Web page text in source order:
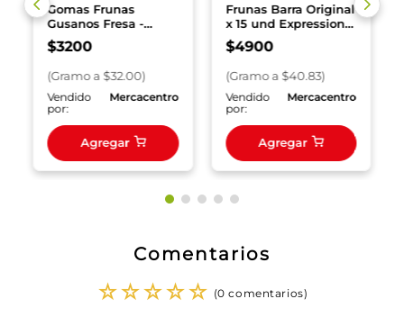
Gomas Frunas
Gusanos Fresa -
Mandarina x 100 g
$3200
(Gramoa $32.00)
Vendido
por:
Mercacentro
Agregar
Frunas Barra Original
x 15 und Expressions
x 120 g
$4900
(Gramoa $40.83)
Vendido
por:
Mercacentro
Agregar
Comentarios
☆☆☆☆☆ (0 comentarios)